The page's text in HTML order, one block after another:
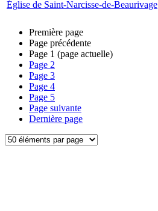
Église de Saint-Narcisse-de-Beaurivage
Première page
Page précédente
Page 1 (page actuelle)
Page 2
Page 3
Page 4
Page 5
Page suivante
Dernière page